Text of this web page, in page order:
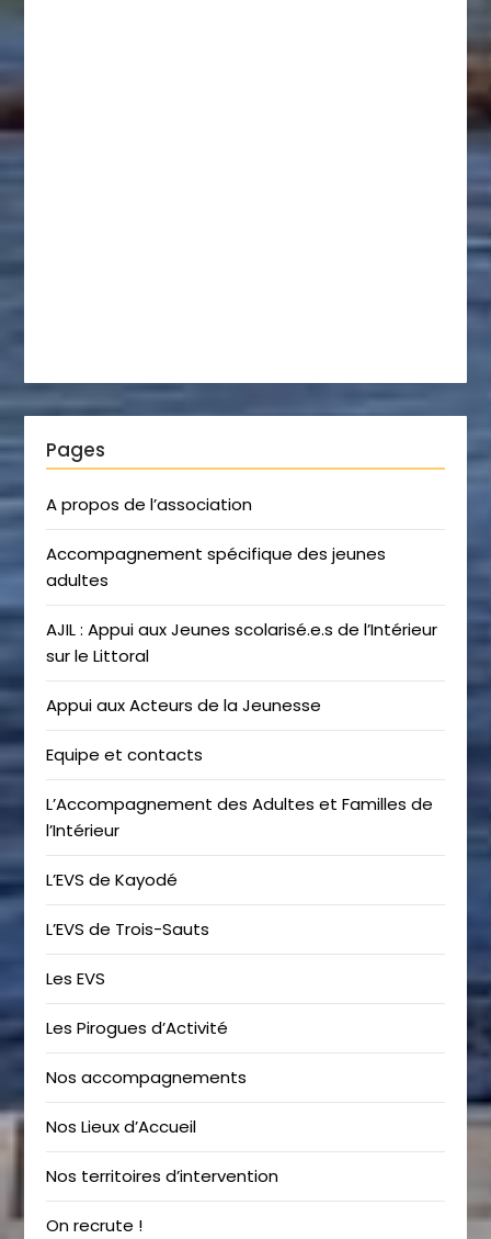
Pages
A propos de l’association
Accompagnement spécifique des jeunes
adultes
AJIL : Appui aux Jeunes scolarisé.e.s de l’Intérieur
sur le Littoral
Appui aux Acteurs de la Jeunesse
Equipe et contacts
L’Accompagnement des Adultes et Familles de
l’Intérieur
L’EVS de Kayodé
L’EVS de Trois-Sauts
Les EVS
Les Pirogues d’Activité
Nos accompagnements
Nos Lieux d’Accueil
Nos territoires d’intervention
On recrute !